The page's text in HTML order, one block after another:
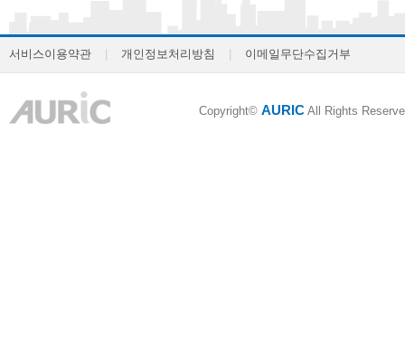
서비스이용약관 개인정보처리방침 이메일무단수집거부
Copyright© AURIC All Rights